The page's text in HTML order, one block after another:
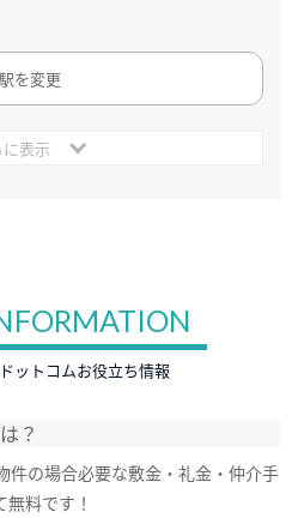
駅を変更
に表示
ットコムお役立ち情報
？
件の場合必要な敷金・礼金・仲介手
料です！